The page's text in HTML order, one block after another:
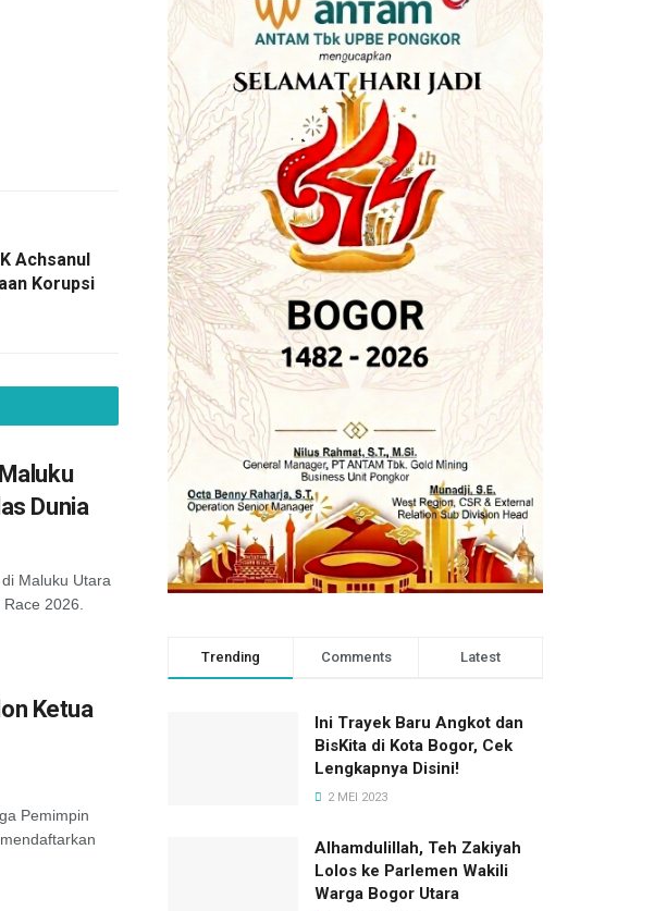
Achsanul
Korupsi
Dunia
Maluku Utara
2026.
Ketua
Pemimpin
Trending Comments Latest
Ini Trayek Baru Angkot dan
BisKita di Kota Bogor, Cek
Lengkapnya Disini!
2 MEI 2023
Alhamdulillah, Teh Zakiyah
Lolos ke Parlemen Wakili
Warga Bogor Utara